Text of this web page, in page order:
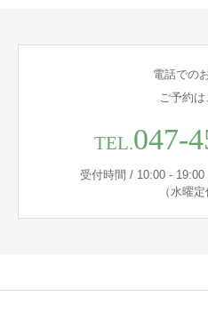
電話での
ご予約は
TEL.047-
受付時間 / 10:00 - 19:00
（水曜定